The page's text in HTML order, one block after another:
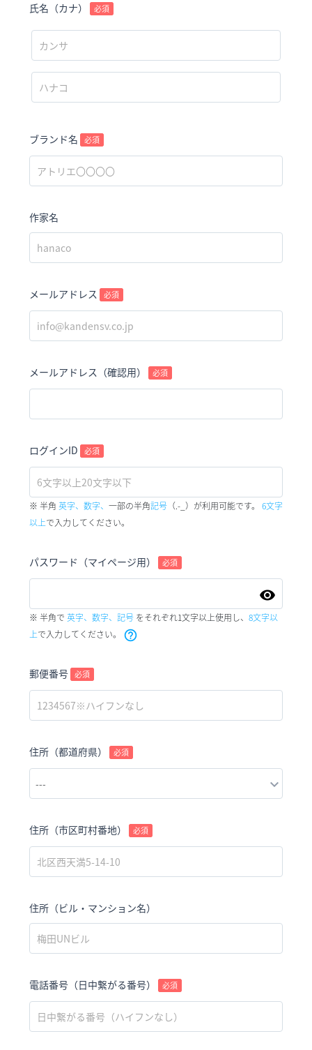
氏名（カナ） 必須
ブランド名 必須
作家名
メールアドレス 必須
メールアドレス（確認用） 必須
ログインID 必須
※ 半角 英字、数字、 一部の半角記号 （.-_）が利用可能です。 6文字
以上で入力してください。
パスワード（マイページ用） 必須
※ 半角で 英字、数字、記号 をそれぞれ1文字以上使用し、 8文字以
上で入力してください。 help_outline
郵便番号 必須
住所（都道府県） 必須
住所（市区町村番地） 必須
住所（ビル・マンション名）
電話番号（日中繋がる番号） 必須